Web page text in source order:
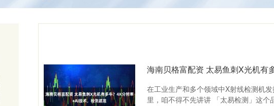
海南贝格富配资 太易鱼刺X光机有
在工业生产和多个领域中X射线检测机
里，咱不得不先讲讲 「太易检测」这个